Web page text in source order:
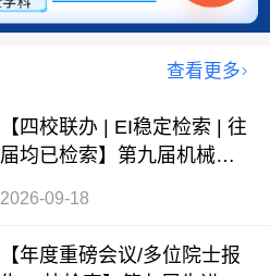
查看更多
【四校联办 | EI稳定检索 | 往
届均已检索】第九届机械工
MEIM 2026）
2026-09-18
【年度重磅会议/多位院士报